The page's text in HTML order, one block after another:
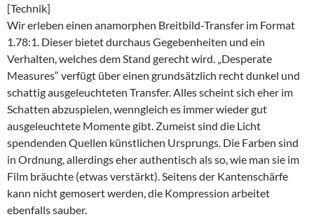
[Technik]
Wir erleben einen anamorphen Breitbild-Transfer im Format
1.78:1. Dieser bietet durchaus Gegebenheiten und ein
Verhalten, welches dem Stand gerecht wird. „Desperate
Measures“ verfügt über einen grundsätzlich recht dunkel und
schattig ausgeleuchteten Transfer. Alles scheint sich eher im
Schatten abzuspielen, wenngleich es immer wieder gut
ausgeleuchtete Momente gibt. Zumeist sind die Licht
spendenden Quellen künstlichen Ursprungs. Die Farben sind
in Ordnung, allerdings eher authentisch als so, wie man sie im
Film bräuchte (etwas verstärkt). Seitens der Kantenschärfe
kann nicht gemosert werden, die Kompression arbeitet
ebenfalls sauber.